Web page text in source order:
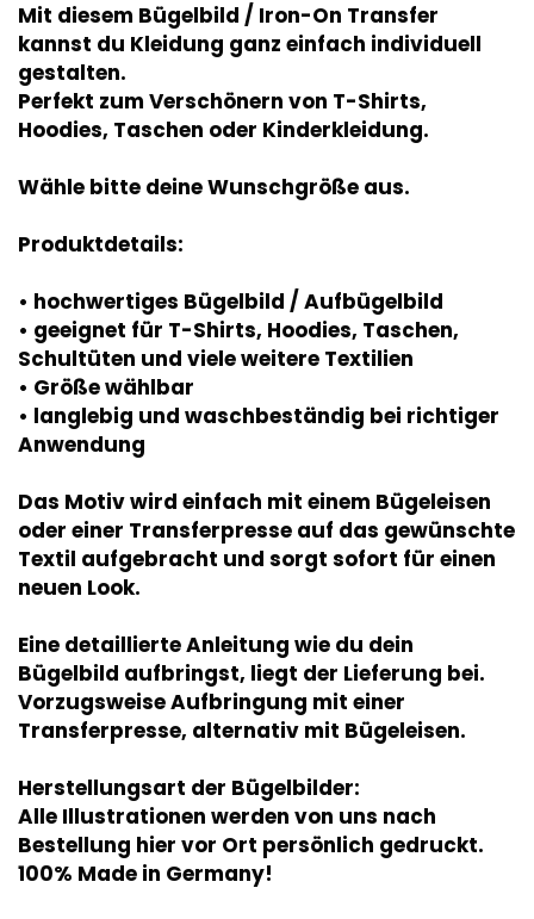
Mit diesem Bügelbild / Iron-On Transfer
kannst du Kleidung ganz einfach individuell
gestalten.
Perfekt zum Verschönern von T-Shirts,
Hoodies, Taschen oder Kinderkleidung.
Wähle bitte deine Wunschgröße aus.
Produktdetails:
• hochwertiges Bügelbild / Aufbügelbild
• geeignet für T-Shirts, Hoodies, Taschen,
Schultüten und viele weitere Textilien
• Größe wählbar
• langlebig und waschbeständig bei richtiger
Anwendung
Das Motiv wird einfach mit einem Bügeleisen
oder einer Transferpresse auf das gewünschte
Textil aufgebracht und sorgt sofort für einen
neuen Look.
Eine detaillierte Anleitung wie du dein
Bügelbild aufbringst, liegt der Lieferung bei.
Vorzugsweise Aufbringung mit einer
Transferpresse, alternativ mit Bügeleisen.
Herstellungsart der Bügelbilder:
Alle Illustrationen werden von uns nach
Bestellung hier vor Ort persönlich gedruckt.
100% Made in Germany!